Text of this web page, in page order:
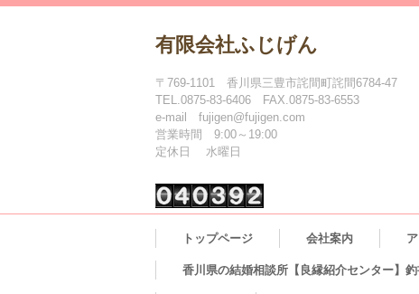
有限会社ふじげん
〒769-1101 香川県三豊市詫間町詫間6784-47
TEL.0875-83-6406 FAX.0875-83-6553
e-mail fujigen@fujigen.com
営業時間 9:00～19:00
定休日 水曜日
トップページ 会社案内
香川県の結婚相談所【良縁紹介センター】